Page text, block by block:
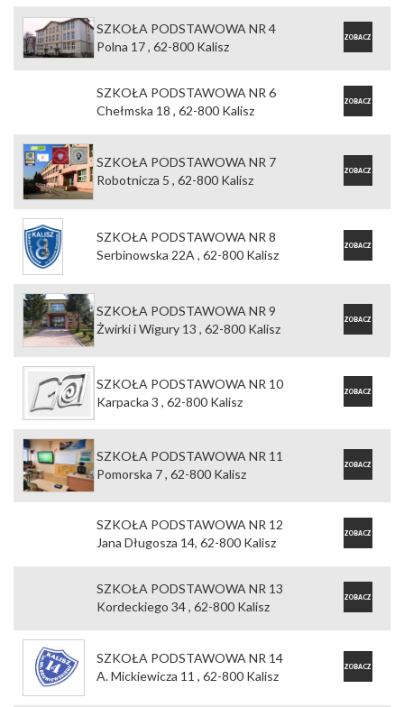
SZKOŁA PODSTAWOWA NR 4
Polna 17 , 62-800 Kalisz
ZOBACZ
SZKOŁA PODSTAWOWA NR 6
Chełmska 18 , 62-800 Kalisz
ZOBACZ
SZKOŁA PODSTAWOWA NR 7
Robotnicza 5 , 62-800 Kalisz
ZOBACZ
SZKOŁA PODSTAWOWA NR 8
Serbinowska 22A , 62-800 Kalisz
ZOBACZ
SZKOŁA PODSTAWOWA NR 9
Żwirki i Wigury 13 , 62-800 Kalisz
ZOBACZ
SZKOŁA PODSTAWOWA NR 10
Karpacka 3 , 62-800 Kalisz
ZOBACZ
SZKOŁA PODSTAWOWA NR 11
Pomorska 7 , 62-800 Kalisz
ZOBACZ
SZKOŁA PODSTAWOWA NR 12
Jana Długosza 14, 62-800 Kalisz
ZOBACZ
SZKOŁA PODSTAWOWA NR 13
Kordeckiego 34 , 62-800 Kalisz
ZOBACZ
SZKOŁA PODSTAWOWA NR 14
A. Mickiewicza 11 , 62-800 Kalisz
ZOBACZ